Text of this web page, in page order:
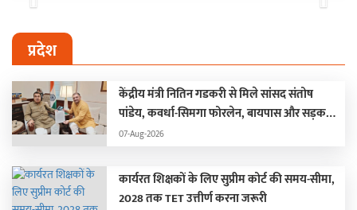
Previous
Next
प्रदेश
केंद्रीय मंत्री नितिन गडकरी से मिले सांसद संतोष
पांडेय, कवर्धा-सिमगा फोरलेन, बायपास और सड़क
चौड़ीकरण की रखी मांग
07-Aug-2026
कार्यरत शिक्षकों के लिए सुप्रीम कोर्ट की समय-सीमा,
2028 तक TET उत्तीर्ण करना जरूरी